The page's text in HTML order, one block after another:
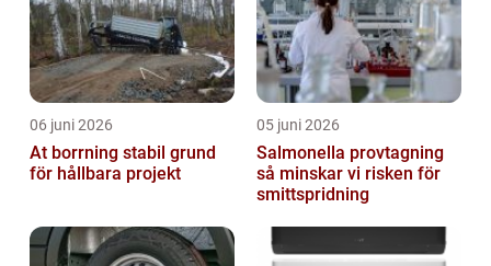
06 juni 2026
At borrning stabil grund
för hållbara projekt
05 juni 2026
Salmonella provtagning
så minskar vi risken för
smittspridning